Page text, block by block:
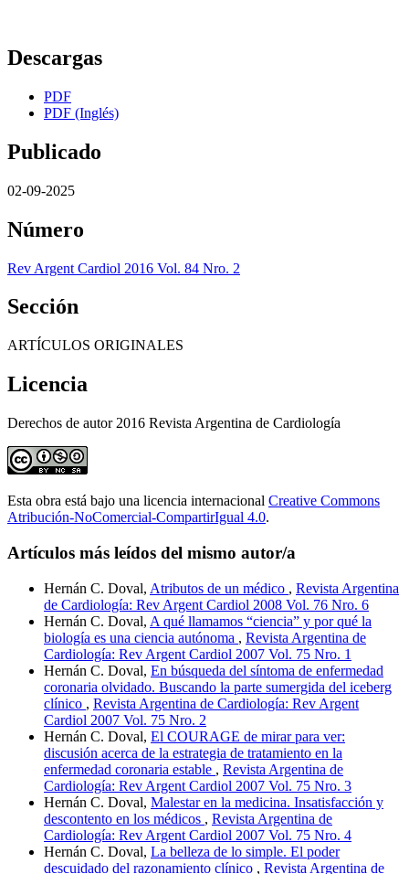
Descargas
PDF
PDF (Inglés)
Publicado
02-09-2025
Número
Rev Argent Cardiol 2016 Vol. 84 Nro. 2
Sección
ARTÍCULOS ORIGINALES
Licencia
Derechos de autor 2016 Revista Argentina de Cardiología
Esta obra está bajo una licencia internacional Creative Commons
Atribución-NoComercial-CompartirIgual 4.0.
Artículos más leídos del mismo autor/a
Hernán C. Doval, Atributos de un médico , Revista Argentina
de Cardiología: Rev Argent Cardiol 2008 Vol. 76 Nro. 6
Hernán C. Doval, A qué llamamos “ciencia” y por qué la
biología es una ciencia autónoma , Revista Argentina de
Cardiología: Rev Argent Cardiol 2007 Vol. 75 Nro. 1
Hernán C. Doval, En búsqueda del síntoma de enfermedad
coronaria olvidado. Buscando la parte sumergida del iceberg
clínico , Revista Argentina de Cardiología: Rev Argent
Cardiol 2007 Vol. 75 Nro. 2
Hernán C. Doval, El COURAGE de mirar para ver:
discusión acerca de la estrategia de tratamiento en la
enfermedad coronaria estable , Revista Argentina de
Cardiología: Rev Argent Cardiol 2007 Vol. 75 Nro. 3
Hernán C. Doval, Malestar en la medicina. Insatisfacción y
descontento en los médicos , Revista Argentina de
Cardiología: Rev Argent Cardiol 2007 Vol. 75 Nro. 4
Hernán C. Doval, La belleza de lo simple. El poder
descuidado del razonamiento clínico , Revista Argentina de